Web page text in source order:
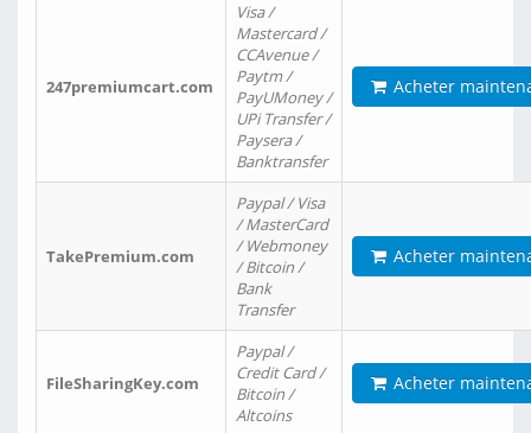
247premiumcart.com
Visa /
Mastercard /
CCAvenue /
Paytm /
PayUMoney /
UPi Transfer /
Paysera /
Banktransfer
Acheter
TakePremium.com
Paypal / Visa
/ MasterCard
/ Webmoney
/ Bitcoin /
Bank
Transfer
Acheter
FileSharingKey.com
Paypal /
Credit Card /
Bitcoin /
Altcoins
Acheter